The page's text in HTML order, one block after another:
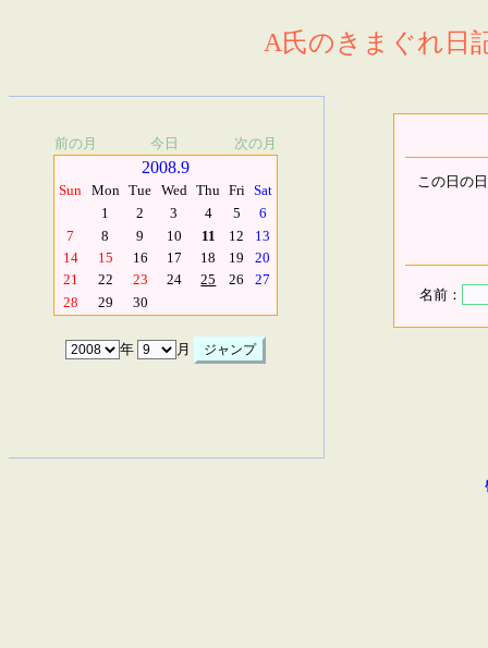
A氏のきまぐれ日
前の月 今日 次の月
2008.9
Sun Mon Tue Wed Thu Fri Sat
1
2 3 4 5
6
7
8 9 10 11 12
13
14
15 16 17 18 19
20
21
22 23 24 25 26
27
28
29 30
年 月
この日の
名前：